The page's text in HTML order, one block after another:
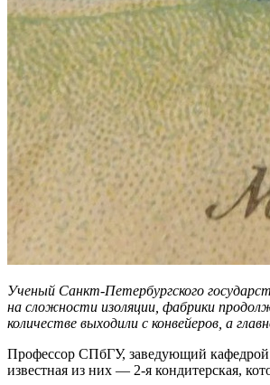
Ученый Санкт-Петербургского
на сложности изоляции, фабрики
количестве выходили с конвейеров, а
Профессор СПбГУ, заведующий кафедрой
известная из них — 2-я кондитерская,